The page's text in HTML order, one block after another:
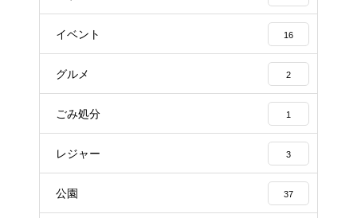
イベント 16
グルメ 2
ごみ処分 1
レジャー 3
公園 37